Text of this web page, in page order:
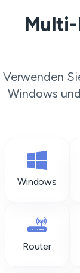
Verwenden
Windows
Windows
Router